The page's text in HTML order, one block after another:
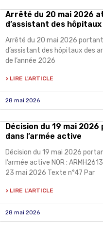
Arrêté du 20 mai 2026
d’assistant des
Arrêté du 20 mai 2026
d’assistant des hôpitaux des
de l’année 2026
> LIRE L'ARTICLE
28 mai 2026
Décision du 19 mai
dans l’armée active
Décision du 19 mai 2026
l’armée active NOR :
23 mai 2026 Texte n°47 Par
> LIRE L'ARTICLE
28 mai 2026